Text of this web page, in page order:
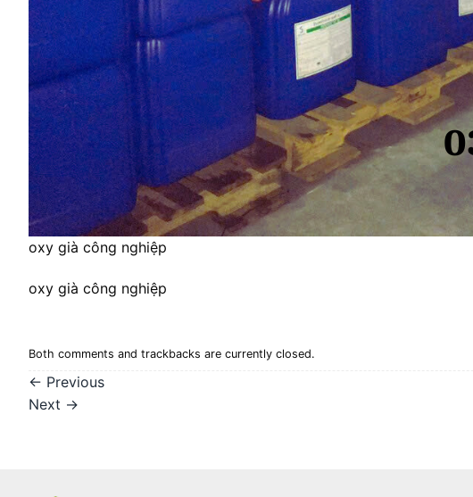
oxy già công nghiệp
oxy già công nghiệp
Both comments and trackbacks are currently closed.
← Previous
Next →